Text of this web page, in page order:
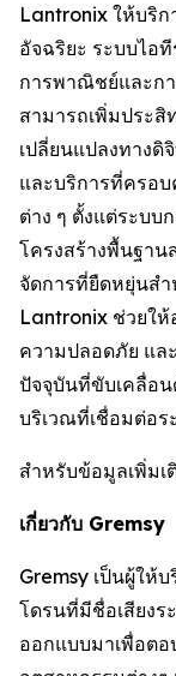
Lantronix ให้บริก
อัจฉริยะ ระบบไอ
การพาณิชย์และก
สามารถเพิ่มประสิ
เปลี่ยนแปลงทาง
และบริการที่ครอ
ต่าง ๆ ตั้งแต่ระบบ
โครงสร้างพื้นฐา
จัดการที่ยืดหยุ่นส
Lantronix ช่วยใ
ความปลอดภัย แล
ปัจจุบันที่ขับเคลื่อ
บริเวณที่เชื่อมต่อร
สำหรับข้อมูลเพิ่มเ
เกี่ยวกับ Gremsy
Gremsy เป็นผู้ให้
โดรนที่มีชื่อเสียง
ออกแบบมาเพื่อต